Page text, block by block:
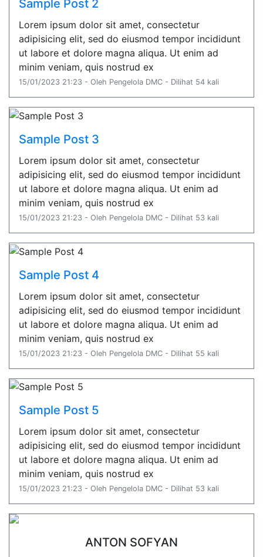
Sample Post 2
Lorem ipsum dolor sit amet, consectetur
adipisicing elit, sed do eiusmod tempor incididunt
ut labore et dolore magna aliqua. Ut enim ad
minim veniam, quis nostrud ex
15/01/2023 21:23 - Oleh Pengelola DMC - Dilihat 54 kali
Sample Post 3
Lorem ipsum dolor sit amet, consectetur
adipisicing elit, sed do eiusmod tempor incididunt
ut labore et dolore magna aliqua. Ut enim ad
minim veniam, quis nostrud ex
15/01/2023 21:23 - Oleh Pengelola DMC - Dilihat 53 kali
Sample Post 4
Lorem ipsum dolor sit amet, consectetur
adipisicing elit, sed do eiusmod tempor incididunt
ut labore et dolore magna aliqua. Ut enim ad
minim veniam, quis nostrud ex
15/01/2023 21:23 - Oleh Pengelola DMC - Dilihat 55 kali
Sample Post 5
Lorem ipsum dolor sit amet, consectetur
adipisicing elit, sed do eiusmod tempor incididunt
ut labore et dolore magna aliqua. Ut enim ad
minim veniam, quis nostrud ex
15/01/2023 21:23 - Oleh Pengelola DMC - Dilihat 53 kali
ANTON SOFYAN